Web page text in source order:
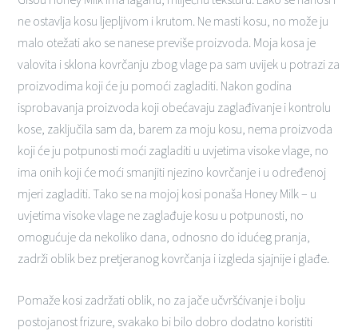
ne ostavlja kosu ljepljivom i krutom. Ne masti kosu, no može ju
malo otežati ako se nanese previše proizvoda. Moja kosa je
valovita i sklona kovrčanju zbog vlage pa sam uvijek u potrazi za
proizvodima koji će ju pomoći zagladiti. Nakon godina
isprobavanja proizvoda koji obećavaju zaglađivanje i kontrolu
kose, zaključila sam da, barem za moju kosu, nema proizvoda
koji će ju potpunosti moći zagladiti u uvjetima visoke vlage, no
ima onih koji će moći smanjiti njezino kovrčanje i u određenoj
mjeri zagladiti. Tako se na mojoj kosi ponaša Honey Milk – u
uvjetima visoke vlage ne zaglađuje kosu u potpunosti, no
omogućuje da nekoliko dana, odnosno do idućeg pranja,
zadrži oblik bez pretjeranog kovrčanja i izgleda sjajnije i glađe.
Pomaže kosi zadržati oblik, no za jače učvršćivanje i bolju
postojanost frizure, svakako bi bilo dobro dodatno koristiti